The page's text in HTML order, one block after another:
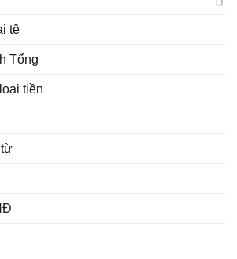
tệ
Tổng
tiền